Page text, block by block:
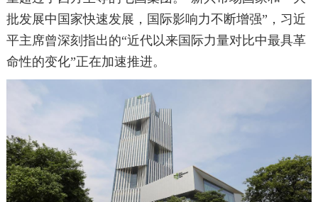
批发展中国家快速发展，国际影响力不断增强”，习近
平主席曾深刻指出的“近代以来国际力量对比中最具革
命性的变化”正在加速推进。